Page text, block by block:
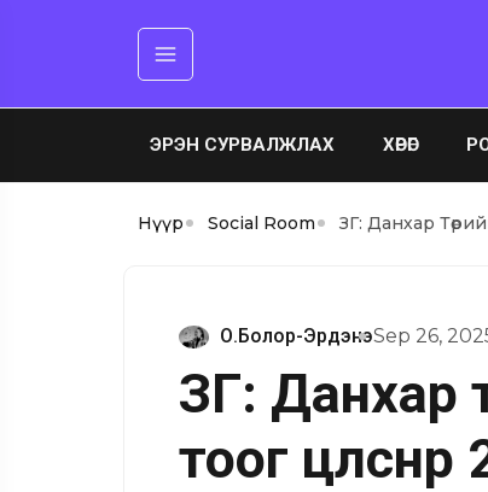
ЭРЭН СУРВАЛЖЛАХ ХӨРӨГ
Нүүр Social Room ЗГ: Данхар
О.Болор-ЭрдэнэSep 26,
ЗГ: Данхар
тоог